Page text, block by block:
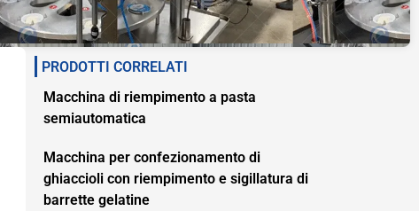
PRODOTTI CORRELATI
Macchina di riempimento a pasta
semiautomatica
Macchina per confezionamento di
ghiaccioli con riempimento e sigillatura di
barrette gelatine